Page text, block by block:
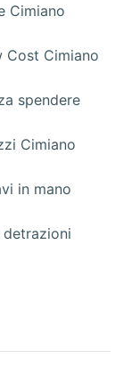
Cimiano
Cost Cimiano
spendere
Cimiano
in mano